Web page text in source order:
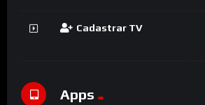
Cadastrar TV
Apps